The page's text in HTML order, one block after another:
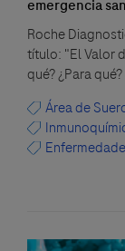
emergencia
Roche
título: "El Valor
qué? ¿Para
Área de